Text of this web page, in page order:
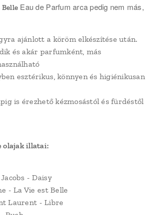
Belle Eau de Parfum arca pedig nem más,
ajánlott a köröm elkészítése után.
és akár parfumként, más
esztérikus, könnyen és higiénikusan
is érezhető kézmosástól és fürdéstől
olajak illatai:
- Daisy
- La Vie est Belle
Laurent - Libre